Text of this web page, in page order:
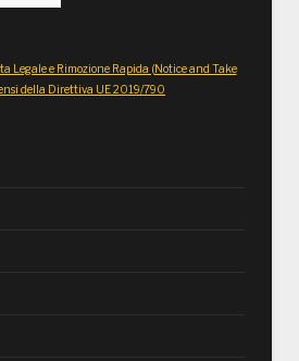
Legale e Rimozione Rapida (Notice and Take
della Direttiva UE 2019/790